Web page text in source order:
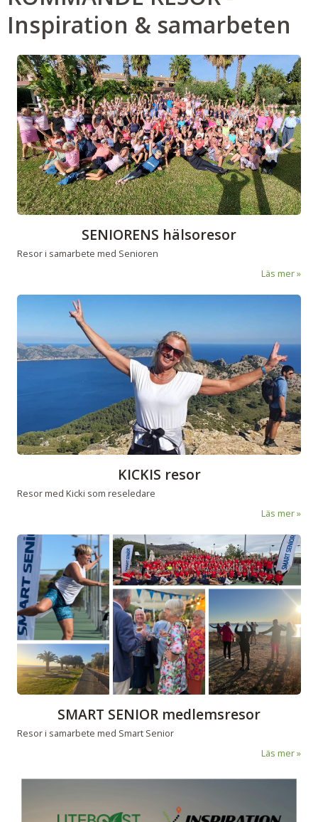
Inspiration & samarbeten
SENIORENS hälsoresor
Resor i samarbete med Senioren
Läs mer
KICKIS resor
Resor med Kicki som reseledare
Läs mer
SMART SENIOR medlemsresor
Resor i samarbete med Smart Senior
Läs mer